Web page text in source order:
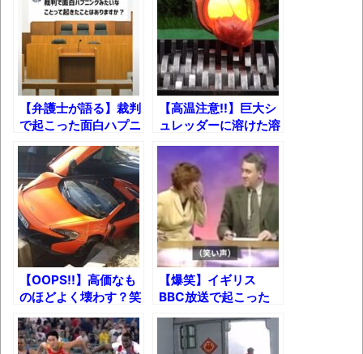
長野県のなめこのデカさが規格外だったｗ
ｗ
新装版「ご冗談でしょう、ファインマンさ
ん（上）（下）」発売
【画像】整形で2400万円超えの美女、水着
グラビアに挑戦
歴ログは10周年ですがnoteに引っ越します
進撃の巨人シーズン7 ファイナルシーズンの
感想
TBS「マツコの知らない世界」スタグル特
集でほとんど紹介されなかったJリーグ…なら
ば自分たちで紹介だ！
時代の流れ
【弁護士が語る】裁判
で起こった面白ハプニ
ングｗ
【高温注意!!】巨大シ
ュレッダーに溶けた溶
岩を注ぐとどうなる？
【OOPS!!】高価なも
のほどよく壊わす？笑
うに笑えない高額商品
破壊の瞬間ｗｗｗ
【爆笑】イギリス
BBC放送で起こった
ハプニング集ｗｗｗ